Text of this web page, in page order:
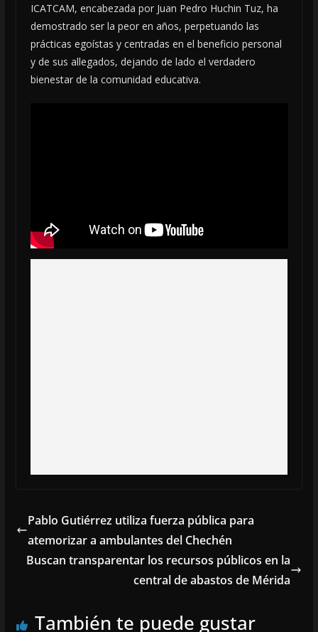
ICATCAM, encabezada por Juan Pedro Huchin Tuz, ha
demostrado ser la peor en años, perpetuando las
prácticas egoístas y centradas en el beneficio personal
y de sus allegados, dejando de lado el verdadero
bienestar de la comunidad educativa.
Pablo Gutiérrez utiliza fuerza pública para
atemorizar a ambulantes del Chechén
Buscan transparentar los recursos públicos en la
central de abastos de Mérida
También te puede gustar